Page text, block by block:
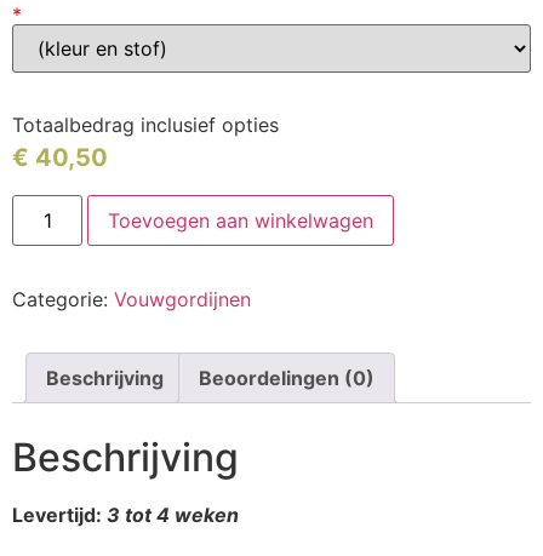
*
Totaalbedrag inclusief opties
€ 40,50
Toevoegen aan winkelwagen
Categorie: Vouwgordijnen
Beschrijving Beoordelingen (0)
Beschrijving
Levertijd: 3 tot 4 weken